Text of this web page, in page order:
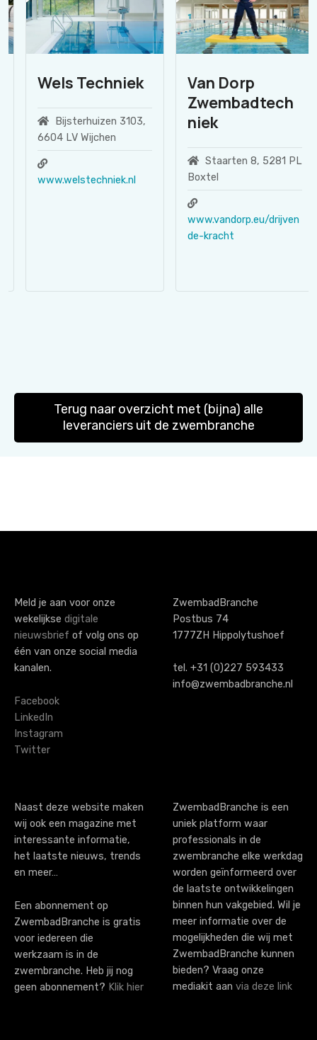
Wels Techniek
Bijsterhuizen 3103,
6604 LV Wijchen
www.welstechniek.nl
Van Dorp
Zwembadtech
niek
Staarten 8, 5281 PL
Boxtel
www.vandorp.eu/drijven
de-kracht
Terug naar overzicht met (bijna) alle
leveranciers uit de zwembranche
Meld je aan voor onze
wekelijkse digitale
nieuwsbrief of volg ons op
één van onze social media
kanalen.
Facebook
LinkedIn
Instagram
Twitter
ZwembadBranche
Postbus 74
1777ZH Hippolytushoef
tel. +31 (0)227 593433
info@zwembadbranche.nl
Naast deze website maken
wij ook een magazine met
interessante informatie,
het laatste nieuws, trends
en meer…
Een abonnement op
ZwembadBranche is gratis
voor iedereen die
werkzaam is in de
zwembranche. Heb jij nog
geen abonnement? Klik hier
ZwembadBranche is een
uniek platform waar
professionals in de
zwembranche elke werkdag
worden geïnformeerd over
de laatste ontwikkelingen
binnen hun vakgebied. Wil je
meer informatie over de
mogelijkheden die wij met
ZwembadBranche kunnen
bieden? Vraag onze
mediakit aan via deze link